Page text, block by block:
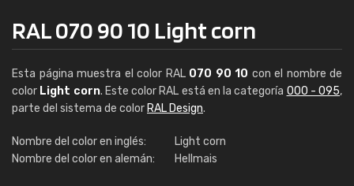
RAL 070 90 10 Light corn
Esta página muestra el color RAL 070 90 10 con el nombre de
color Light corn. Este color RAL está en la categoría 000 - 095,
parte del sistema de color RAL Design.
Nombre del color en inglés:
Light corn
Nombre del color en alemán:
Hellmais